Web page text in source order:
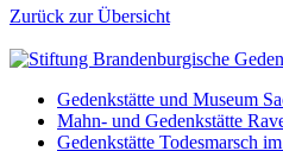
Zurück zur Übersicht
Gedenkstätte und Museum
Mahn- und Gedenkstätte
Gedenkstätte Todesmarsch